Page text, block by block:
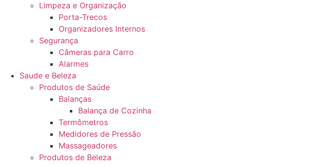
Limpeza e Organização
Porta-Trecos
Organizadores Internos
Segurança
Câmeras para Carro
Alarmes
Saude e Beleza
Produtos de Saúde
Balanças
Balança de Cozinha
Termômetros
Medidores de Pressão
Massageadores
Produtos de Beleza